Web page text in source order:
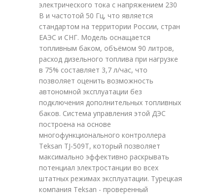
электрического тока с напряжением 230
В и частотой 50 Гц, что является
стандартом на территории России, стран
ЕАЭС и СНГ. Модель оснащается
топливным баком, объёмом 90 литров,
расход дизельного топлива при нагрузке
в 75% составляет 3,7 л/час, что
позволяет оценить возможность
автономной эксплуатации без
подключения дополнительных топливных
баков. Система управления этой ДЭС
построена на основе
многофункционального контроллера
Teksan TJ-509T, который позволяет
максимально эффективно раскрывать
потенциал электростанции во всех
штатных режимах эксплуатации. Турецкая
компания Teksan - проверенный